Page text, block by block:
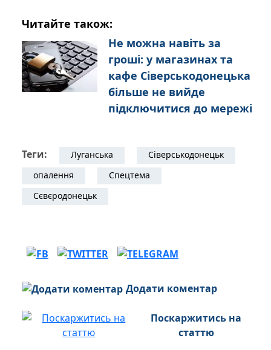
Читайте також:
Не можна навіть за
гроші: у магазинах та
кафе Сіверськодонецька
більше не вийде
підключитися до мережі
Теги: Луганська
Сіверськодонецьк
опалення
Спецтема
Сєвєродонецьк
Додати коментар
Поскаржитись на
статтю